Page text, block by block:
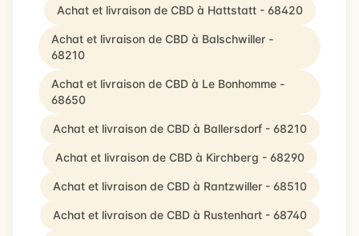
Achat et livraison de CBD à Hattstatt - 68420
Achat et livraison de CBD à Balschwiller -
68210
Achat et livraison de CBD à Le Bonhomme -
68650
Achat et livraison de CBD à Ballersdorf - 68210
Achat et livraison de CBD à Kirchberg - 68290
Achat et livraison de CBD à Rantzwiller - 68510
Achat et livraison de CBD à Rustenhart - 68740